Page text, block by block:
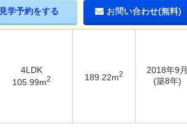
見学予約をする お問い合わせ(無料)
4LDK
105.99m2 189.22m2
2018年9月
(築8年)